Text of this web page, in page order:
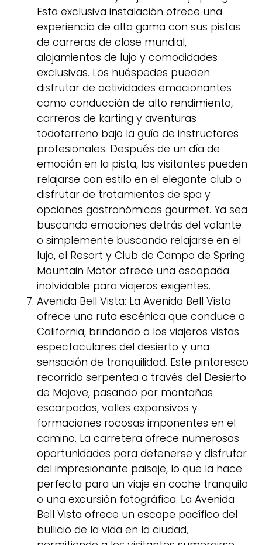
Esta exclusiva instalación ofrece una
experiencia de alta gama con sus pistas
de carreras de clase mundial,
alojamientos de lujo y comodidades
exclusivas. Los huéspedes pueden
disfrutar de actividades emocionantes
como conducción de alto rendimiento,
carreras de karting y aventuras
todoterreno bajo la guía de instructores
profesionales. Después de un día de
emoción en la pista, los visitantes pueden
relajarse con estilo en el elegante club o
disfrutar de tratamientos de spa y
opciones gastronómicas gourmet. Ya sea
buscando emociones detrás del volante
o simplemente buscando relajarse en el
lujo, el Resort y Club de Campo de Spring
Mountain Motor ofrece una escapada
inolvidable para viajeros exigentes.
Avenida Bell Vista: La Avenida Bell Vista
ofrece una ruta escénica que conduce a
California, brindando a los viajeros vistas
espectaculares del desierto y una
sensación de tranquilidad. Este pintoresco
recorrido serpentea a través del Desierto
de Mojave, pasando por montañas
escarpadas, valles expansivos y
formaciones rocosas imponentes en el
camino. La carretera ofrece numerosas
oportunidades para detenerse y disfrutar
del impresionante paisaje, lo que la hace
perfecta para un viaje en coche tranquilo
o una excursión fotográfica. La Avenida
Bell Vista ofrece un escape pacífico del
bullicio de la vida en la ciudad,